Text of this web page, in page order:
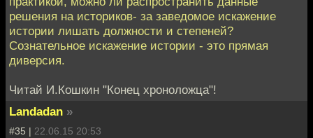
решения на историков- за заведомое искажение
истории лишать должности и степеней?
Сознательное искажение истории - это прямая
диверсия.
Читай И.Кошкин "Конец хроноложца"!
Landadan »
#35 | 22.06.15 20:53